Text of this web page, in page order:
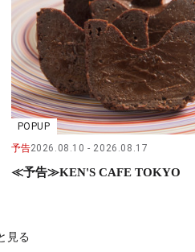
POPUP
予告2026.08.10 2026.08.17
≪予告≫KEN'S CAFE TOKYO
見る